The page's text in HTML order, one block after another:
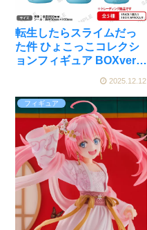
転生したらスライムだっ
た件 ひょこっこコレクシ
ョンフィギュア BOXver. 6
リエイティブ]が予約受付
中
2025.12.12
フィギュア